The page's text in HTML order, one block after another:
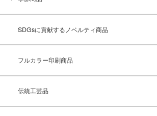
SDGsに貢献するノベルティ商品
フルカラー印刷商品
伝統工芸品